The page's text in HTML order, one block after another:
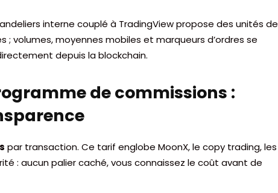
interne couplé à TradingView propose des unités de
; volumes, moyennes mobiles et marqueurs d’ordres se
depuis la blockchain.
de commissions :
par transaction. Ce tarif englobe MoonX, le copy trading, les
: aucun palier caché, vous connaissez le coût avant de